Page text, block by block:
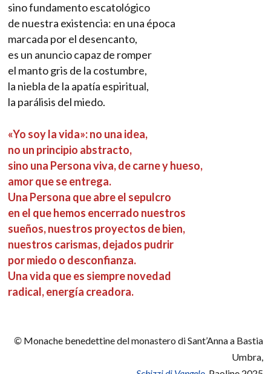
sino fundamento escatológico
de nuestra existencia: en una época
marcada por el desencanto,
es un anuncio capaz de romper
el manto gris de la costumbre,
la niebla de la apatía espiritual,
la parálisis del miedo.
«Yo soy la vida»: no una idea,
no un principio abstracto,
sino una Persona viva, de carne y hueso,
amor que se entrega.
Una Persona que abre el sepulcro
en el que hemos encerrado nuestros
sueños, nuestros proyectos de bien,
nuestros carismas, dejados pudrir
por miedo o desconfianza.
Una vida que es siempre novedad
radical, energía creadora.
© Monache benedettine del monastero di Sant’Anna a Bastia
Umbra,